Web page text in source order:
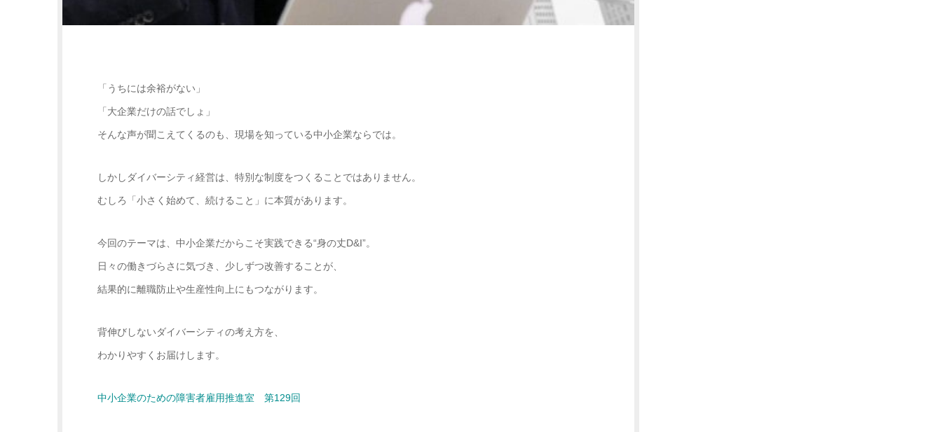
「うちには余裕がない」
「大企業だけの話でしょ」
そんな声が聞こえてくるのも、現場を知っている中小企業ならでは。
しかしダイバーシティ経営は、特別な制度をつくることではありません。
むしろ「小さく始めて、続けること」に本質があります。
今回のテーマは、中小企業だからこそ実践できる“身の丈D&I”。
日々の働きづらさに気づき、少しずつ改善することが、
結果的に離職防止や生産性向上にもつながります。
背伸びしないダイバーシティの考え方を、
わかりやすくお届けします。
中小企業のための障害者雇用推進室 第129回